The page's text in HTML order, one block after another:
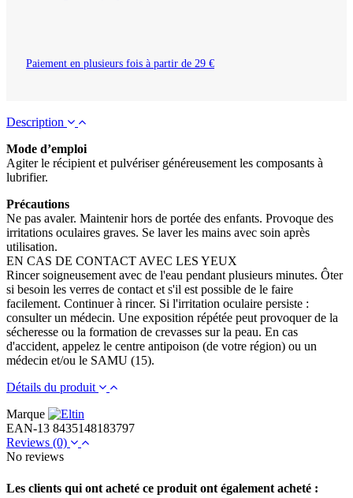
Paiement en plusieurs fois à partir de 29 €
Description
Mode d’emploi
Agiter le récipient et pulvériser généreusement les composants à
lubrifier.
Précautions
Ne pas avaler. Maintenir hors de portée des enfants. Provoque des
irritations oculaires graves. Se laver les mains avec soin après
utilisation.
EN CAS DE CONTACT AVEC LES YEUX
Rincer soigneusement avec de l'eau pendant plusieurs minutes. Ôter
si besoin les verres de contact et s'il est possible de le faire
facilement. Continuer à rincer. Si l'irritation oculaire persiste :
consulter un médecin. Une exposition répétée peut provoquer de la
sécheresse ou la formation de crevasses sur la peau. En cas
d'accident, appelez le centre antipoison (de votre région) ou un
médecin et/ou le SAMU (15).
Détails du produit
Marque
EAN-13 8435148183797
Reviews (0)
No reviews
Les clients qui ont acheté ce produit ont également acheté :